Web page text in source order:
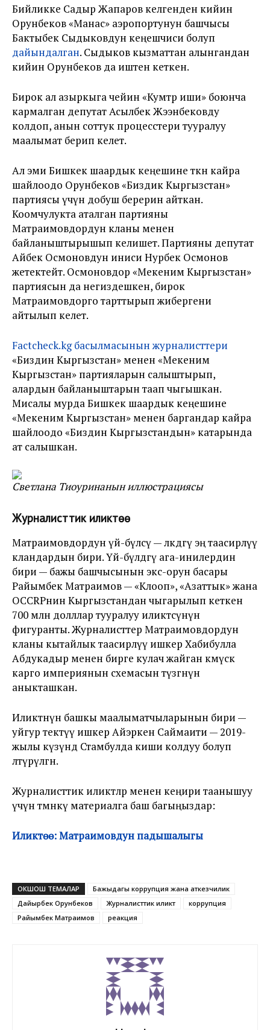
Бийликке Садыр Жапаров келгенден кийин
Орунбеков «Манас» аэропортунун башчысы
Бактыбек Сыдыковдун кеңешчиси болуп
дайындалган. Сыдыков кызматтан алынгандан
кийин Орунбеков да иштен кеткен.
Бирок ал азыркыга чейин «Кумтөр иши» боюнча
кармалган депутат Асылбек Жээнбековду
колдоп, анын соттук процесстери тууралуу
маалымат берип келет.
Ал эми Бишкек шаардык кеңешине өткөн кайра
шайлоодо Орунбеков «Биздик Кыргызстан»
партиясы үчүн добуш берерин айткан.
Коомчулукта аталган партияны
Матраимовдордун кланы менен
байланыштырышып келишет. Партияны депутат
Айбек Осмоновдун иниси Нурбек Осмонов
жетектейт. Осмоновдор «Мекеним Кыргызстан»
партиясын да негиздешкен, бирок
Матраимовдорго тарттырып жибергени
айтылып келет.
Factcheck.kg басылмасынын журналисттери
«Биздин Кыргызстан» менен «Мекеним
Кыргызстан» партияларын салыштырып,
алардын байланыштарын таап чыгышкан.
Мисалы мурда Бишкек шаардык кеңешине
«Мекеним Кыргызстан» менен баргандар кайра
шайлоодо «Биздин Кыргызстандын» катарында
ат салышкан.
Светлана Тиоуринанын иллюстрациясы
Журналисттик иликтөө
Матраимовдордун үй-бүлөсү — өлкөдөгү эң таасирлүү
кландардын бири. Үй-бүлөдөгү ага-инилердин
бири — бажы башчысынын экс-орун басары
Райымбек Матраимов — «Клооп», «Азаттык» жана
OCCRPнин Кыргызстандан чыгарылып кеткен
700 млн долллар тууралуу иликтөөсүнүн
фигуранты. Журналисттер Матраимовдордун
кланы кытайлык таасирлүү ишкер Хабибулла
Абдукадыр менен бирге кулач жайган көмүскө
карго империянын схемасын түзгөнүн
аныкташкан.
Иликтөөнүн башкы маалыматчыларынын бири —
уйгур тектүү ишкер Айэркен Саймаити — 2019-
жылы күзүндө Стамбулда киши колдуу болуп
өлтүрүлгөн.
Журналисттик иликтөөлөр менен кеңири таанышуу
үчүн төмөнкү материалга баш багыңыздар:
Иликтөө: Матраимовдун падышалыгы
ОКШОШ ТЕМАЛАР
Бажыдагы коррупция жана аткезчилик
Дайырбек Орунбеков
Журналисттик иликтөө
коррупция
Райымбек Матраимов
реакция